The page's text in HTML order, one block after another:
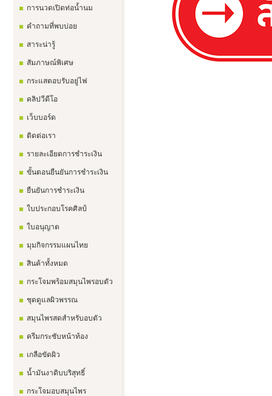
การนวดเปิดท่อน้ำนม
คำถามที่พบบ่อย
สาระน่ารู้
สัมภาษณ์พิเศษ
กระแสตอบรับอยู่ไฟ
คลิปวีดีโอ
เว็บบอร์ด
ติดต่อเรา
รายละเอียดการชำระเงิน
ขั้นตอนยืนยันการชำระเงิน
ยืนยันการชำระเงิน
ใบประกอบโรคศิลป์
ใบอนุญาต
มุมกิจกรรมแผนไทย
สินค้าทั้งหมด
กระโจมพร้อมสมุนไพรอบตัว
ชุดดูแลผิวพรรณ
สมุนไพรสดสำหรับอบตัว
ครีมกระชับหน้าท้อง
เกลือขัดผิว
น้ำมันงาดิบบริสุทธิ์
กระโจมอบสมุนไพร